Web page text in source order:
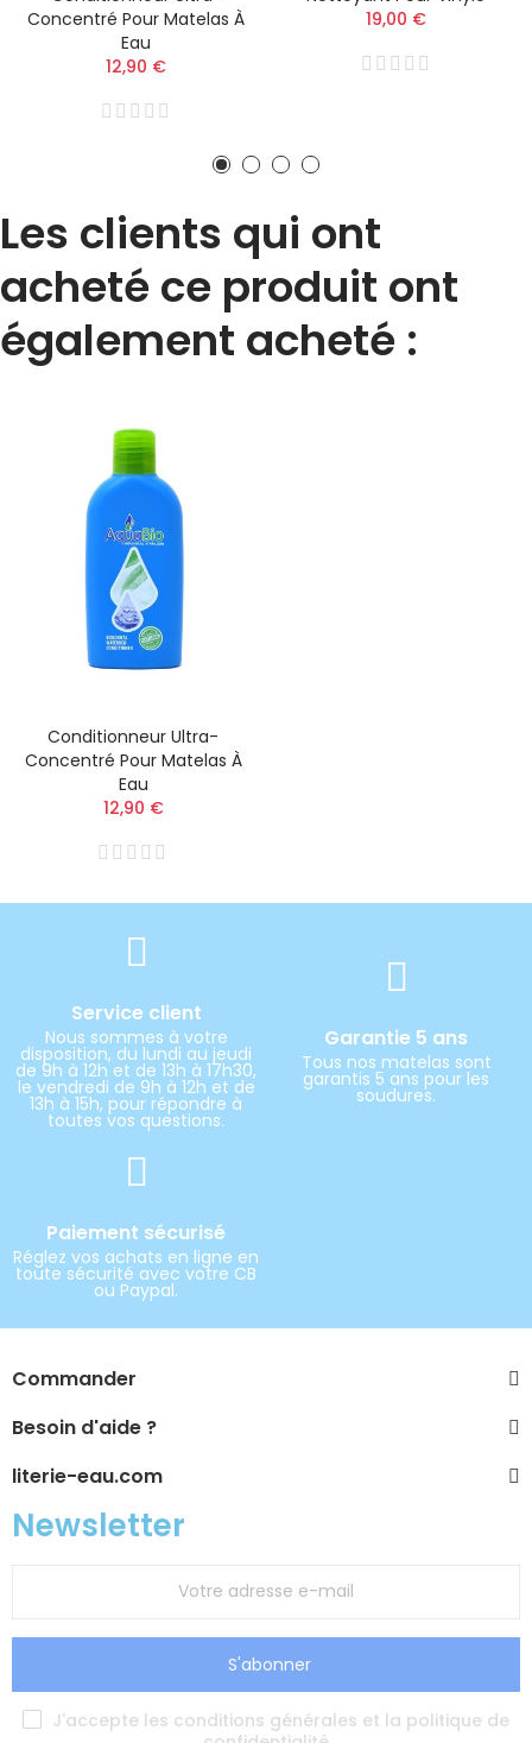
Concentré Pour Matelas À
Eau
12,90 €
19,00 €
Les clients qui ont
acheté ce produit ont
également acheté :
Conditionneur Ultra-
Concentré Pour Matelas À
Eau
12,90 €
Service client
Nous sommes à votre
disposition, du lundi au jeudi
de 9h à 12h et de 13h à 17h30,
le vendredi de 9h à 12h et de
13h à 15h, pour répondre à
toutes vos questions.
Garantie 5 ans
Tous nos matelas sont
garantis 5 ans pour les
soudures.
Paiement sécurisé
Réglez vos achats en ligne en
toute sécurité avec votre CB
ou Paypal.
Commander
Besoin d'aide ?
literie-eau.com
Newsletter
S'abonner
J'accepte les conditions générales et la politique de